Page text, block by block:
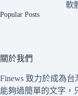
軟
Popular Posts
關於我們
Finews 致力於成為
能夠過簡單的文字，